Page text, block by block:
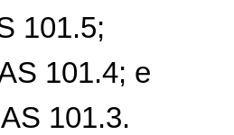
101.5;
101.4; e
101.3.